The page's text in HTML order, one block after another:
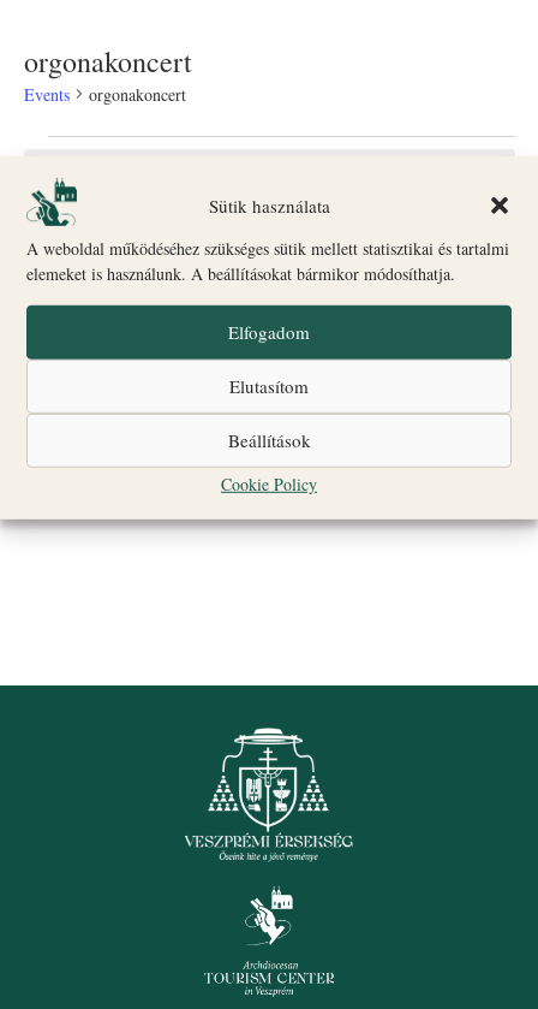
Sütik használata
A weboldal működéséhez szükséges sütik mellett statisztikai és tartalmi
elemeket is használunk. A beállításokat bármikor módosíthatja.
Elfogadom
Elutasítom
Beállítások
Cookie Policy
orgonakoncert
Events orgonakoncert
Noticeupcoming events
Events
Search
and
Views
Search
8/7/2026
Select
date.
Subscribe to calendar